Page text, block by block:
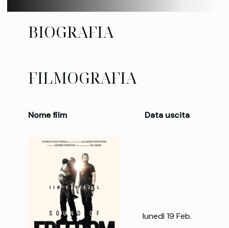
BIOGRAFIA
FILMOGRAFIA
Nome film Data uscita
lunedì 19 Feb.